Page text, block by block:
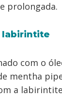
prolongada.
labirintite
com o
mentha
a